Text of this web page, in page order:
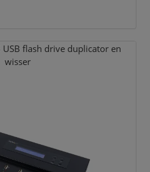
flash drive duplicator en
wisser